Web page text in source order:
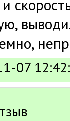
07